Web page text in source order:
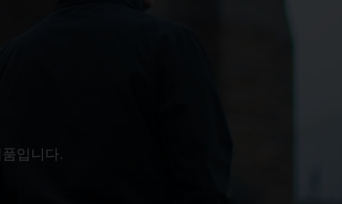
입니다.